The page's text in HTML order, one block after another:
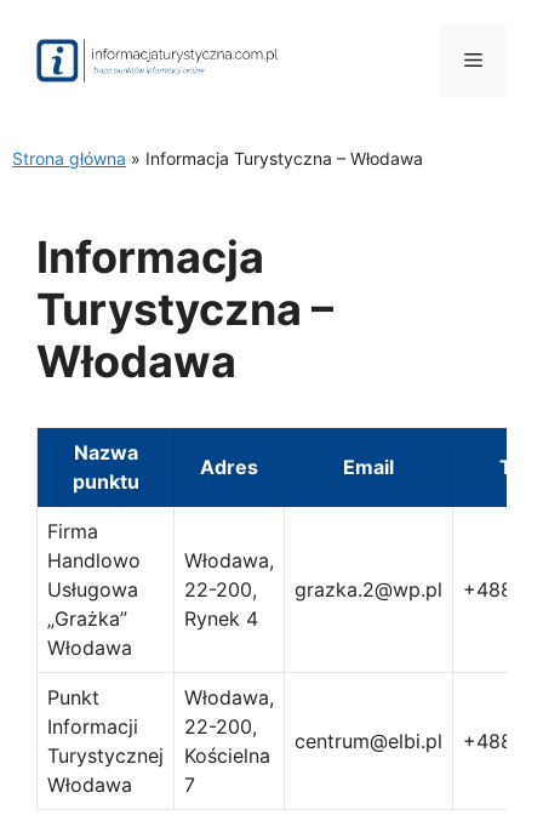
treści
Menu
Strona główna » Informacja Turystyczna – Włodawa
Informacja
Turystyczna –
Włodawa
Nazwa
punktu
Adres Email
Firma
Handlowo
Usługowa
„Grażka”
Włodawa
Włodawa,
22-200,
Rynek 4
grazka.2@wp.pl
Punkt
Informacji
Turystycznej
Włodawa
Włodawa,
22-200,
Kościelna
7
centrum@elbi.pl